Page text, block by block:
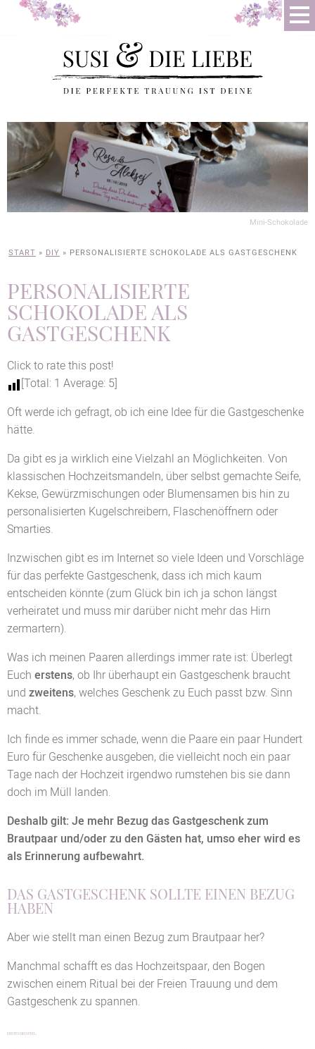
Mini-Schokolade
START » DIY » PERSONALISIERTE SCHOKOLADE ALS GASTGESCHENK
PERSONALISIERTE
SCHOKOLADE ALS
GASTGESCHENK
Click to rate this post!
[Total: 1 Average: 5]
Oft werde ich gefragt, ob ich eine Idee für die Gastgeschenke
hätte.
Da gibt es ja wirklich eine Vielzahl an Möglichkeiten. Von
klassischen Hochzeitsmandeln, über selbst gemachte Seife,
Kekse, Gewürzmischungen oder Blumensamen bis hin zu
personalisierten Kugelschreibern, Flaschenöffnern oder
Smarties.
Inzwischen gibt es im Internet so viele Ideen und Vorschläge
für das perfekte Gastgeschenk, dass ich mich kaum
entscheiden könnte (zum Glück bin ich ja schon längst
verheiratet und muss mir darüber nicht mehr das Hirn
zermartern).
Was ich meinen Paaren allerdings immer rate ist: Überlegt
Euch erstens, ob Ihr überhaupt ein Gastgeschenk braucht
und zweitens, welches Geschenk zu Euch passt bzw. Sinn
macht.
Ich finde es immer schade, wenn die Paare ein paar Hundert
Euro für Geschenke ausgeben, die vielleicht noch ein paar
Tage nach der Hochzeit irgendwo rumstehen bis sie dann
doch im Müll landen.
Deshalb gilt: Je mehr Bezug das Gastgeschenk zum
Brautpaar und/oder zu den Gästen hat, umso eher wird es
als Erinnerung aufbewahrt.
DAS GASTGESCHENK SOLLTE EINEN BEZUG
HABEN
Aber wie stellt man einen Bezug zum Brautpaar her?
Manchmal schafft es das Hochzeitspaar, den Bogen
zwischen einem Ritual bei der Freien Trauung und dem
Gastgeschenk zu spannen.
ERSTES BEISPIEL: